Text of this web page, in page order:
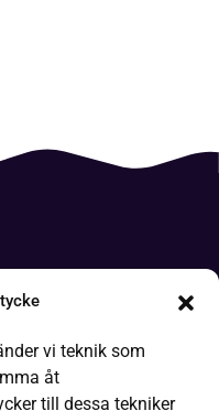
vi teknik som
åt
till dessa tekniker